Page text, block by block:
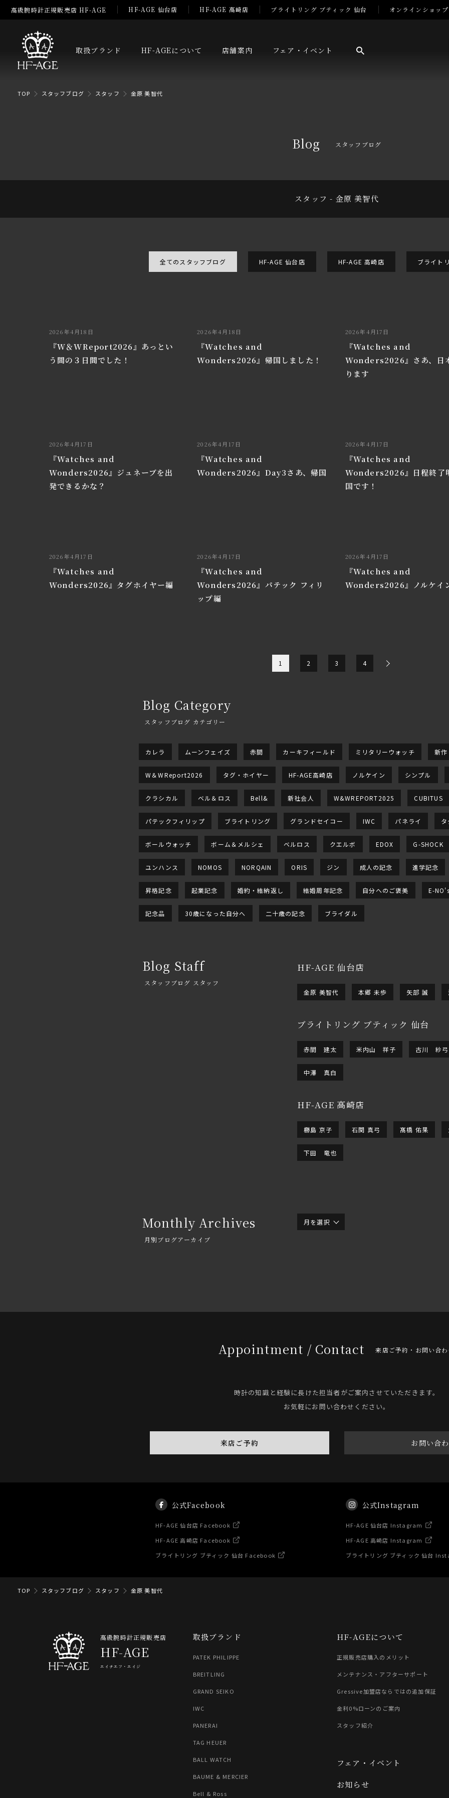
高級腕時計正規販売店 HF-AGE HF-AGE 仙台店 HF-AGE 高崎店 ブライトリング ブティック 仙台 オンラインショップ
取扱ブランド HF-AGEについて 店舗案内 フェア・イベント
TOP スタッフブログ スタッフ 金原 美智代
Blog スタッフブログ
スタッフ - 金原 美智代
全てのスタッフブログ HF-AGE 仙台店 HF-AGE 高崎店 ブライト
2026年4月18日
『W＆WReport2026』あっとい
う間の３日間でした！
2026年4月18日
『Watches and
Wonders2026』帰国しました！
2026年4月17日
『Watches and
Wonders2026』さあ、日
ります
2026年4月17日
『Watches and
Wonders2026』ジュネーブを出
発できるかな？
2026年4月17日
『Watches and
Wonders2026』Day3さあ、帰国
2026年4月17日
『Watches and
Wonders2026』日程終了
国です！
2026年4月17日
『Watches and
Wonders2026』タグホイヤー編
2026年4月17日
『Watches and
Wonders2026』パテック フィリ
ップ編
2026年4月17日
『Watches and
Wonders2026』ノルケイ
1 2 3 4
Blog Category
スタッフブログ カテゴリー
カレラ ムーンフェイズ 赤間 カーキフィールド ミリタリーウォッチ 新作
W＆WReport2026 タグ・ホイヤー HF-AGE高崎店 ノルケイン シンプル
クラシカル ベル＆ロス Bell& 新社会人 W&WREPORT2025 CUBITUS
パテックフィリップ ブライトリング グランドセイコー IWC パネライ
ボールウォッチ ボーム＆メルシェ ベルロス クエルボ EDOX G-SHOCK
ユンハンス NOMOS NORQAIN ORIS ジン 成人の記念 進学記念
昇格記念 起業記念 婚約・結納返し 結婚周年記念 自分へのご褒美 E-NO's
記念品 30歳になった自分へ 二十歳の記念 ブライダル
Blog Staff
スタッフブログ スタッフ
HF-AGE 仙台店
金原 美智代 本郷 未歩 矢部 誠
ブライトリング ブティック 仙台
赤間 建太 米内山 祥子 古川 紗弓
中澤 真白
HF-AGE 高崎店
橳島 京子 石関 真弓 髙橋 佑果
下田 竜也
Monthly Archives
月別ブログアーカイブ
月を選択
Appointment / Contact 来店ご予約・お問い合
時計の知識と経験に長けた担当者がご案内させていただきます。
お気軽にお問い合わせください。
来店ご予約 お問い合
公式Facebook
HF-AGE 仙台店 Facebook
HF-AGE 高崎店 Facebook
ブライトリング ブティック 仙台 Facebook
公式Instagram
HF-AGE 仙台店 Instagram
HF-AGE 高崎店 Instagram
ブライトリング ブティック 仙台
TOP スタッフブログ スタッフ 金原 美智代
高級腕時計正規販売店
HF-AGE
エイチエフ・エイジ
取扱ブランド
PATEK PHILIPPE
BREITLING
GRAND SEIKO
IWC
PANERAI
TAG HEUER
BALL WATCH
BAUME & MERCIER
Bell & Ross
HF-AGEについて
正規販売店購入のメリット
メンテナンス・アフターサポート
Gressive加盟店ならではの追加保証
金利0%ローンのご案内
スタッフ紹介
フェア・イベント
お知らせ